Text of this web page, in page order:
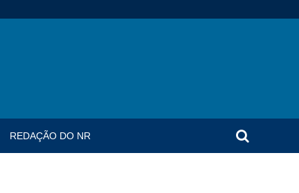
REDAÇÃO DO NR